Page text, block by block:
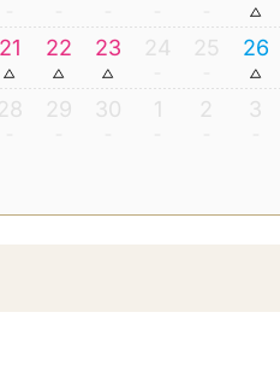
21 22 23 24 25 26
28 29 30 1 2 3